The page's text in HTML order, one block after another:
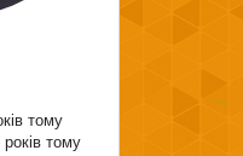
тому
тому